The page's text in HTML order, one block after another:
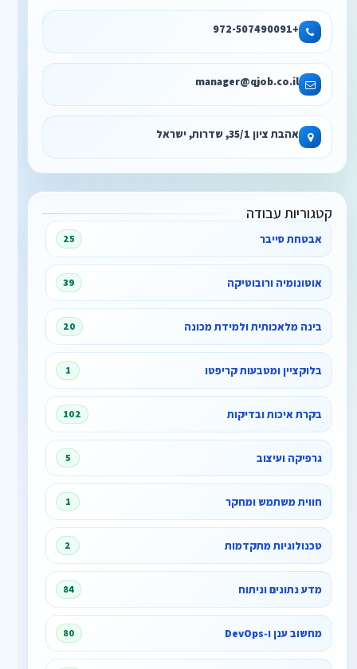
+972-507490091
manager@qjob.co.il
אהבת ציון 35/1, שדרות, ישראל
קטגוריות עבודה
אבטחת סייבר 25
אוטונומיה ורובוטיקה 39
בינה מלאכותית ולמידת מכונה 20
בלוקציין ומטבעות קריפטו 1
בקרת איכות ובדיקות 102
גרפיקה ועיצוב 5
חווית משתמש ומחקר 1
טכנולוגיות מתקדמות 2
מדע נתונים וניתוח 84
מחשוב ענן ו‑DevOps 80